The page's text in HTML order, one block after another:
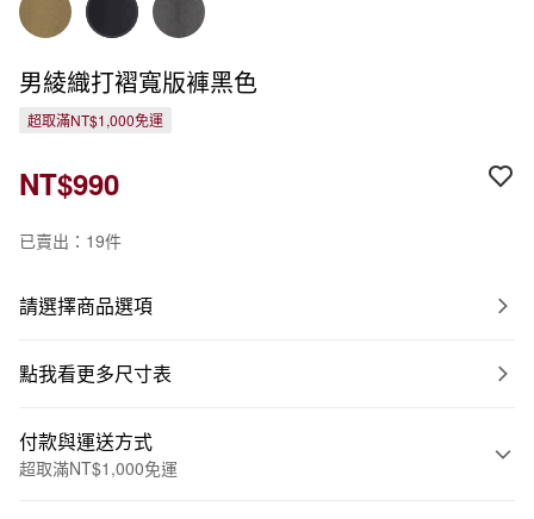
男綾織打褶寬版褲黑色
超取滿NT$1,000免運
NT$990
已賣出：19件
請選擇商品選項
點我看更多尺寸表
付款與運送方式
超取滿NT$1,000免運